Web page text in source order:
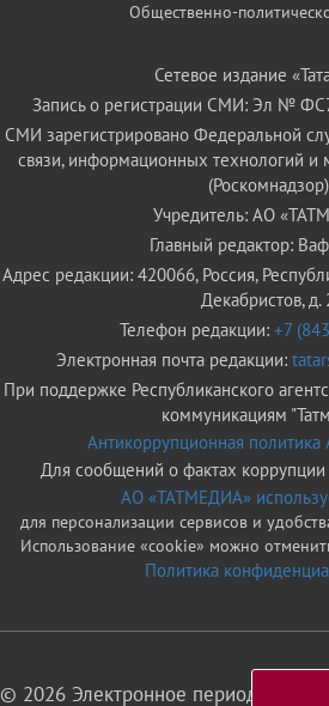
Общественно-
Сетевое издание
Запись о регистрации СМИ: Эл №
СМИ зарегистрировано Федеральной
связи, информационных технологий и
(Роскомнадзор)
Учредитель: АО
Главный редактор:
Адрес редакции: 420066, Россия,
Декабристов, д.
Телефон редакции: +7
Электронная почта редакции:
При поддержке Республиканского
коммуникациям
Антикоррупционная
Для сообщений о фактах коррупции
АО «ТАТМЕДИА»
для персонализации сервисов и
Использование «cookie» можно
Политика
© 2026 Электронное периодическое